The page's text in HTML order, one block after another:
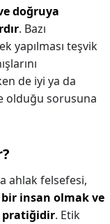
doğruya
. Bazı
yapılması teşvik
de iyi ya da
olduğu sorusuna
ahlak felsefesi,
insan olmak ve
pratiğidir. Etik